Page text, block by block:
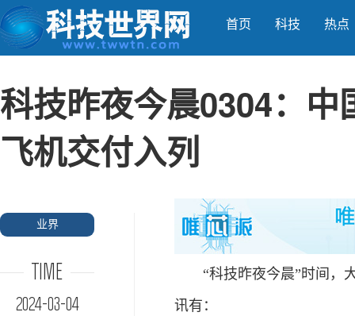
首页 科技 热点
科技昨夜今晨0304：
飞机交付入列
业界
TIME
2024-03-04
“科技昨夜今晨”时间，大
讯有：